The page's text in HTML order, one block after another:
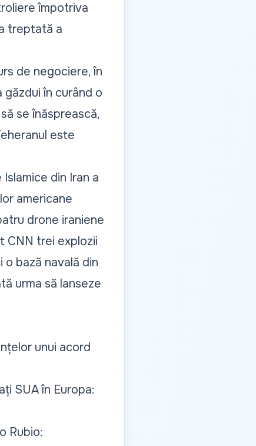
împotriva
treptată a
de negociere, în
în curând o
se înăsprească,
este
din Iran a
americane
drone iraniene
CNN trei explozii
bază navală din
urma să lanseze
unui acord
SUA în Europa:
Rubio: